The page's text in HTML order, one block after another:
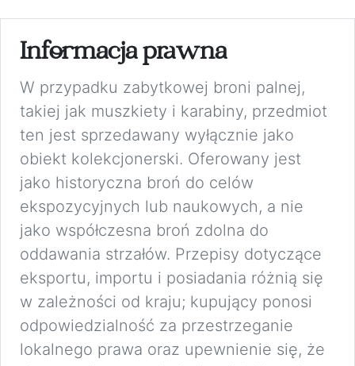
Informacja prawna
W przypadku zabytkowej broni palnej,
takiej jak muszkiety i karabiny, przedmiot
ten jest sprzedawany wyłącznie jako
obiekt kolekcjonerski. Oferowany jest
jako historyczna broń do celów
ekspozycyjnych lub naukowych, a nie
jako współczesna broń zdolna do
oddawania strzałów. Przepisy dotyczące
eksportu, importu i posiadania różnią się
w zależności od kraju; kupujący ponosi
odpowiedzialność za przestrzeganie
lokalnego prawa oraz upewnienie się, że